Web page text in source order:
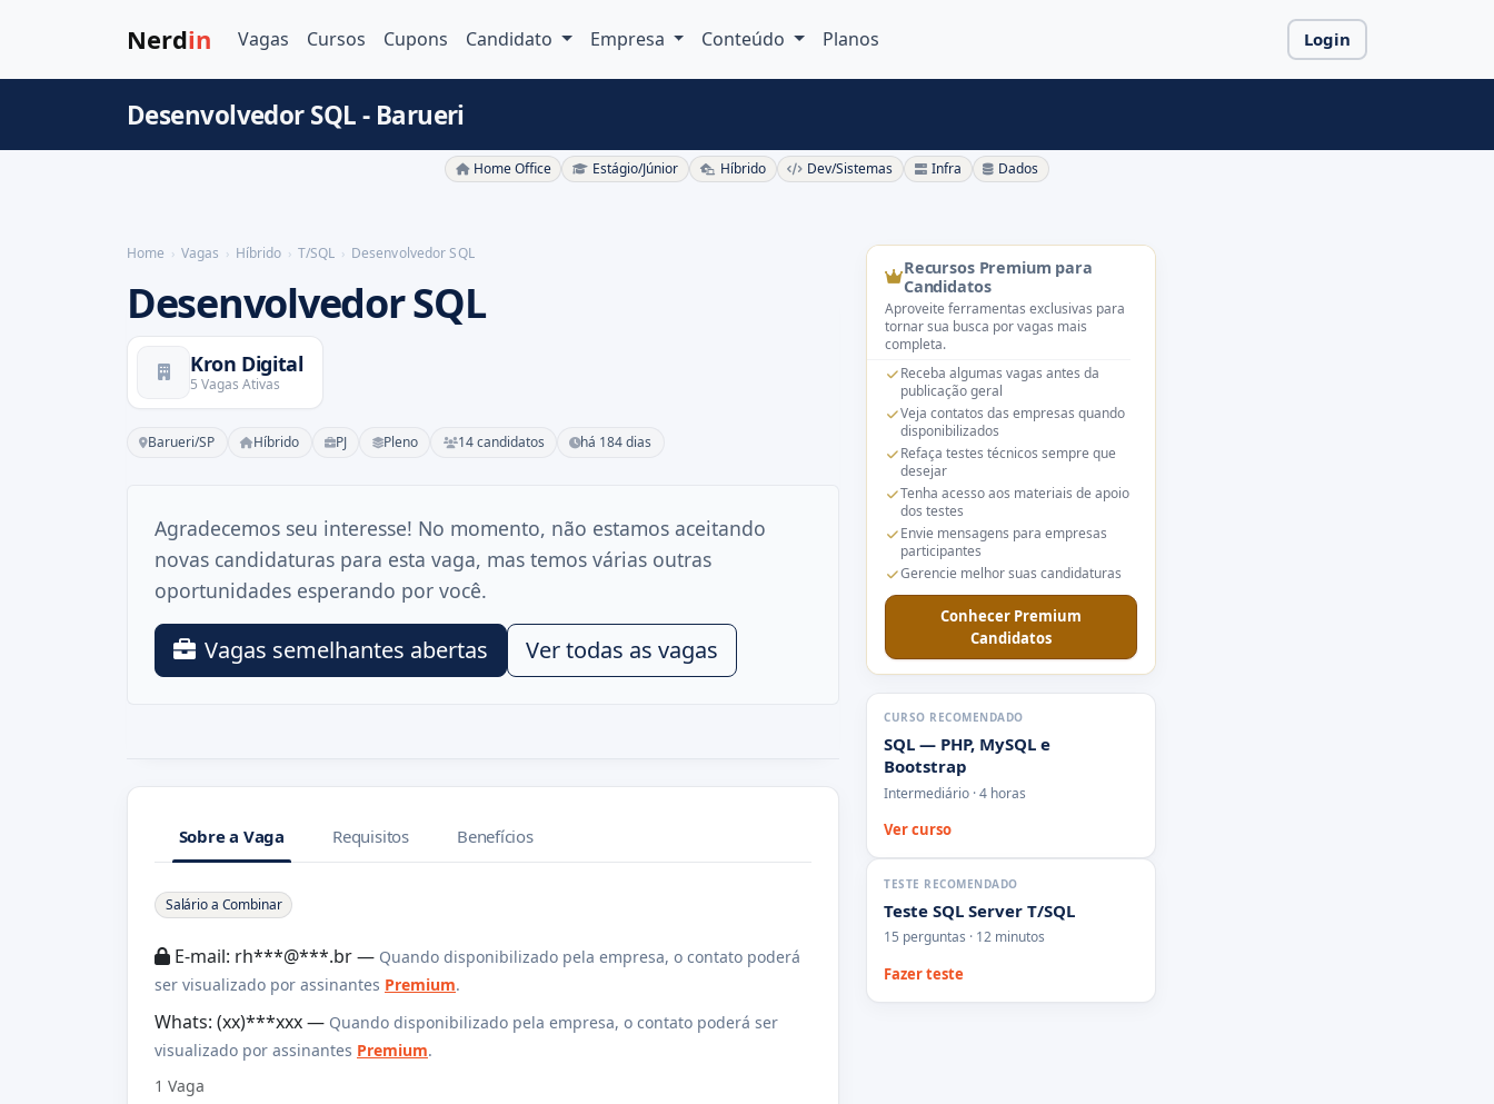
Nerdin Vagas Cursos Cupons Candidato Empresa Conteúdo Planos Login
Desenvolvedor SQL - Barueri
Home Office Estágio/Júnior Híbrido Dev/Sistemas Infra Dados
Home Vagas Híbrido T/SQL Desenvolvedor SQL
Desenvolvedor SQL
Kron Digital
5 Vagas Ativas
Barueri/SP Híbrido PJ Pleno 14 candidatos há 184 dias
Agradecemos seu interesse! No momento, não estamos aceitando
novas candidaturas para esta vaga, mas temos várias outras
oportunidades esperando por você.
Vagas semelhantes abertas Ver todas as vagas
Sobre a Vaga Requisitos Benefícios
Sobre a Vaga
Salário a Combinar
E-mail: rh***@***.br — Quando disponibilizado pela empresa, o contato poderá
ser visualizado por assinantes Premium.
Whats: (xx)***xxx — Quando disponibilizado pela empresa, o contato poderá ser
visualizado por assinantes Premium.
1 Vaga
Recursos Premium para
Candidatos
Aproveite ferramentas exclusivas para
tornar sua busca por vagas mais
completa.
Receba algumas vagas antes da
publicação geral
Veja contatos das empresas quando
disponibilizados
Refaça testes técnicos sempre que
desejar
Tenha acesso aos materiais de apoio
dos testes
Envie mensagens para empresas
participantes
Gerencie melhor suas candidaturas
Conhecer Premium
Candidatos
CURSO RECOMENDADO
SQL — PHP, MySQL e
Bootstrap
Intermediário · 4 horas
Ver curso
TESTE RECOMENDADO
Teste SQL Server T/SQL
15 perguntas · 12 minutos
Fazer teste